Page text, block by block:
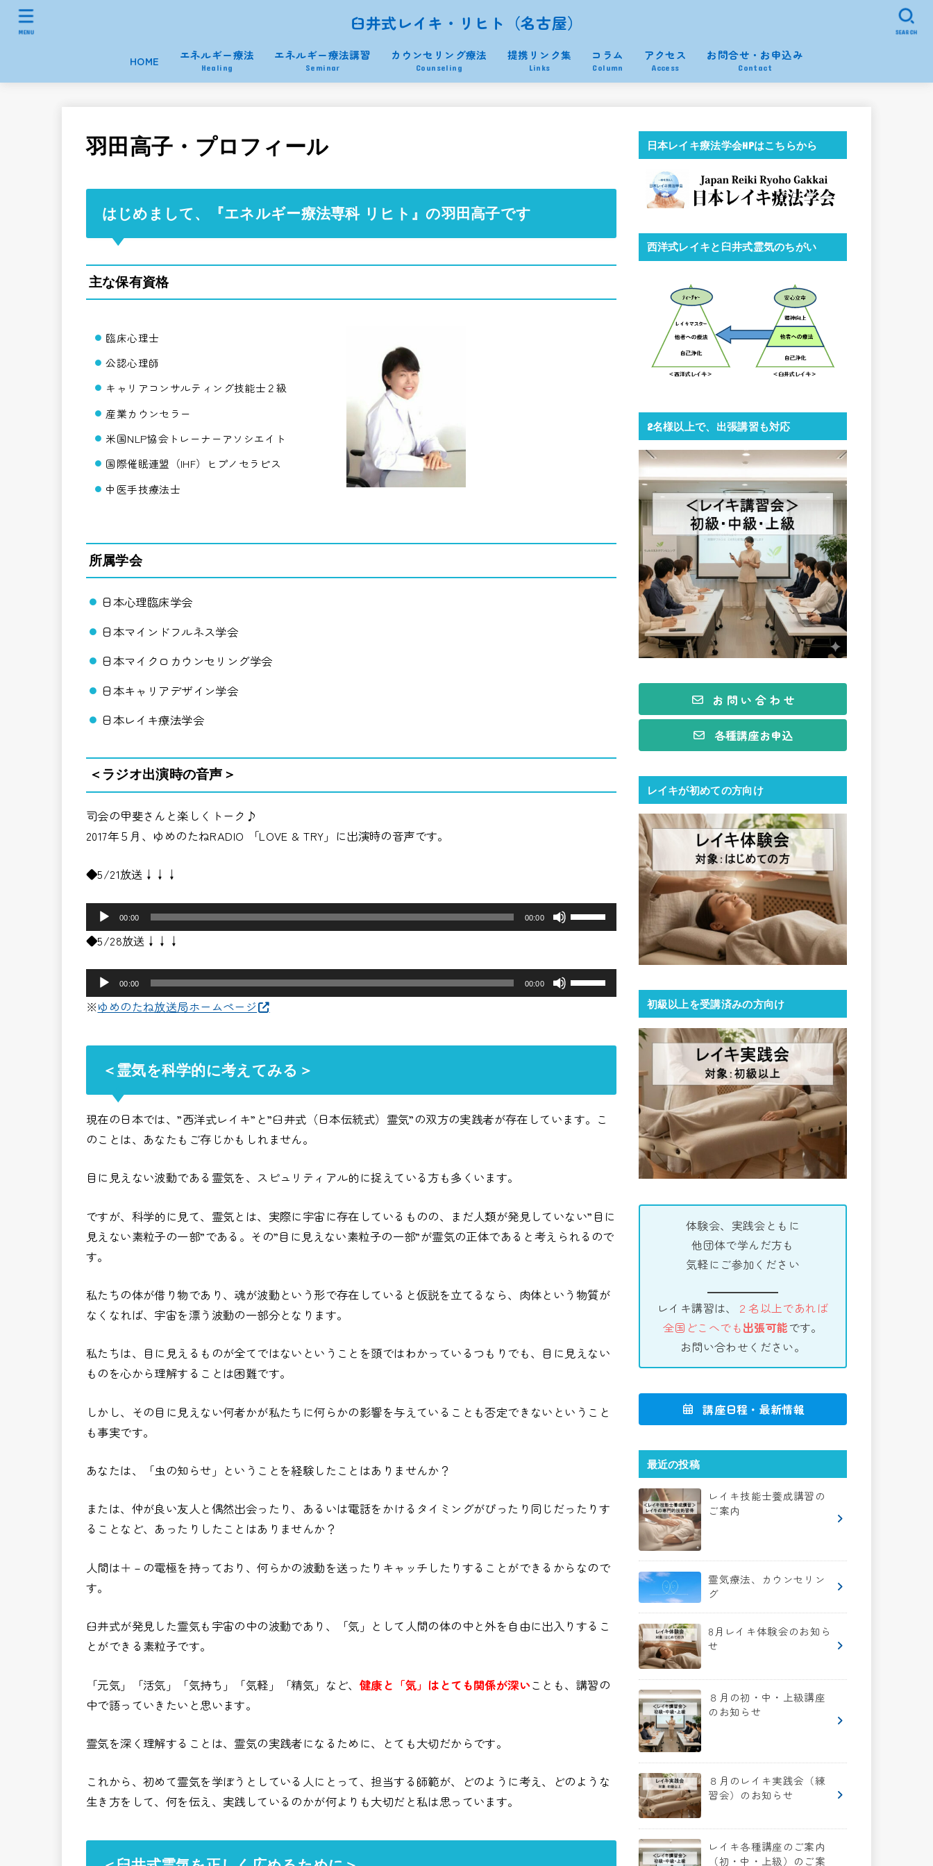
臼井式レイキ・リヒト（名古屋）
HOME エネルギー療法
Healing
エネルギー療法講習
Seminar
カウンセリング療法
Counseling
提携リンク集
Links
コラム
Column
アクセス
Access
お問合せ・お申込み
Contact
SEARCH
MENU
羽田高子・プロフィール
はじめまして、『エネルギー療法専科 リヒト』の羽田高子です
主な保有資格
臨床心理士
公認心理師
キャリアコンサルティング技能士２級
産業カウンセラー
米国NLP協会トレーナーアソシエイト
国際催眠連盟（IHF）ヒプノセラピス
中医手技療法士
所属学会
日本心理臨床学会
日本マインドフルネス学会
日本マイクロカウンセリング学会
日本キャリアデザイン学会
日本レイキ療法学会
＜ラジオ出演時の音声＞
司会の甲斐さんと楽しくトーク♪
2017年５月、ゆめのたねRADIO 「LOVE & TRY」に出演時の音声です。
◆5/21放送↓↓↓
声
ー
ー
00:00 00:00
ボ
リ
ム
下
ー
を
て
◆5/28放送↓↓↓
声
レ
00:00 00:00
ボ
リ
ー
に
矢
印
を
だ
※ゆめのたね放送局ホームページ
＜霊気を科学的に考えてみる＞
現在の日本では、”西洋式レイキ”と”臼井式（日本伝統式）霊気”の双方の実践者が存在しています。こ
のことは、あなたもご存じかもしれません。
目に見えない波動である霊気を、スピュリティアル的に捉えている方も多くいます。
ですが、科学的に見て、霊気とは、実際に宇宙に存在しているものの、まだ人類が発見していない”目に
見えない素粒子の一部”である。その”目に見えない素粒子の一部”が霊気の正体であると考えられるので
す。
私たちの体が借り物であり、魂が波動という形で存在していると仮説を立てるなら、肉体という物質が
なくなれば、宇宙を漂う波動の一部分となります。
私たちは、目に見えるものが全てではないということを頭ではわかっているつもりでも、目に見えない
ものを心から理解することは困難です。
しかし、その目に見えない何者かが私たちに何らかの影響を与えていることも否定できないということ
も事実です。
あなたは、「虫の知らせ」ということを経験したことはありませんか？
または、仲が良い友人と偶然出会ったり、あるいは電話をかけるタイミングがぴったり同じだったりす
ることなど、あったりしたことはありませんか？
人間は＋－の電極を持っており、何らかの波動を送ったりキャッチしたりすることができるからなので
す。
臼井式が発見した霊気も宇宙の中の波動であり、「気」として人間の体の中と外を自由に出入りするこ
とができる素粒子です。
「元気」「活気」「気持ち」「気軽」「精気」など、 健康と「気」はとても関係が深いことも、講習の
中で語っていきたいと思います。
霊気を深く理解することは、霊気の実践者になるために、とても大切だからです。
これから、初めて霊気を学ぼうとしている人にとって、担当する師範が、どのように考え、どのような
生き方をして、何を伝え、実践しているのかが何よりも大切だと私は思っています。
日本レイキ療法学会HPはこちらから
西洋式レイキと臼井式霊気のちがい
2名様以上で、出張講習も対応
お 問 い 合 わ せ
各種講座お申込
レイキが初めての方向け
初級以上を受講済みの方向け
体験会、実践会ともに
他団体で学んだ方も
気軽にご参加ください
レイキ講習は、
２名以上であれば
全国どこへでも出張可能です。
お問い合わせください。
講座日程・最新情報
最近の投稿
レイキ技能士養成講習の
ご案内
霊気療法、カウンセリン
グ
8月レイキ体験会のお知ら
せ
８月の初・中・上級講座
のお知らせ
８月のレイキ実践会（練
習会）のお知らせ
レイキ各種講座のご案内
（初・中・上級）のご案